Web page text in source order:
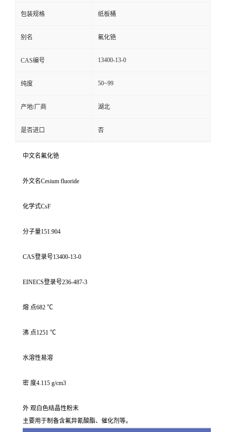
包装规格 纸板桶
别名 氟化铯
CAS编号 13400-13-0
纯度 50~99
产地/厂商 湖北
是否进口 否
中文名氟化铯
外文名Cesium fluoride
化学式CsF
分子量151.904
CAS登录号13400-13-0
EINECS登录号236-487-3
熔 点682 ℃
沸 点1251 ℃
水溶性易溶
密 度4.115 g/cm3
外 观白色结晶性粉末
主要用于制备含氟异氰酸酯、催化剂等。